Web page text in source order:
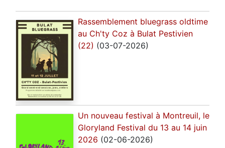
Rassemblement bluegrass oldtime
au Ch'ty Coz à Bulat Pestivien
(22) (03-07-2026)
Un nouveau festival à Montreuil, le
Gloryland Festival du 13 au 14 juin
2026 (02-06-2026)